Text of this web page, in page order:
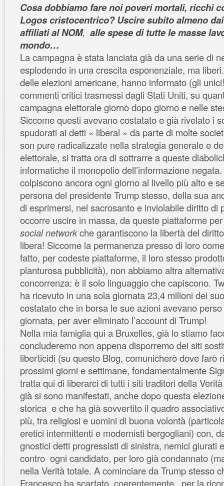
Cosa dobbiamo fare noi poveri mortali, ricchi
Logos cristocentrico? Uscire subito almeno
affiliati al NOM, alle spese di tutte le masse
mondo…
La campagna è stata lanciata già da una serie di
esplodendo in una crescita esponenziale, ma
delle elezioni americane, hanno informato (gli
commenti critici trasmessi dagli Stati Uniti, su
campagna elettorale giorno dopo giorno e nelle
Siccome questi avevano costatato e già rivelato i
spudorati ai detti « liberal » da parte di molte
son pure radicalizzate nella strategia generale e
elettorale, si tratta ora di sottrarre a queste
informatiche il monopolio dell’informazione
colpiscono ancora ogni giorno al livello più alto e
persona del presidente Trump stesso, della sua
di esprimersi, nel sacrosanto e inviolabile diritto di
occorre uscire in massa, da queste piattaforme
social networkche garantiscono la libertà del
libera! Siccome la permanenza presso di loro
fatto, per codeste piattaforme, il loro stesso
planturosa pubblicità), non abbiamo altra
concorrenza: è il solo linguaggio che capiscono.
ha ricevuto in una sola giornata 23,4 milioni dei
costatato che in borsa le sue azioni avevano
giornata, per aver eliminato l’account di Trump!
Nella mia famiglia qui a Bruxelles, già lo stiamo
concluderemo non appena disporremo dei siti
liberticidi (su questo Blog, comunicherò dove farò
prossimi giorni e settimane, fondamentalmente
tratta qui di liberarci di tutti i siti traditori della
già si sono manifestati, anche dopo questa
storica e che ha già sovvertito il quadro
più, tra religiosi e uomini di buona volontà
eretici intermittenti e modernisti bergogliani) con,
gnostici detti progressisti di sinistra, nemici giurati
contro ogni candidato, per loro già condannato
nella Verità totale. A cominciare da Trump stesso
Francesco ha scartato, coerentemente, per la